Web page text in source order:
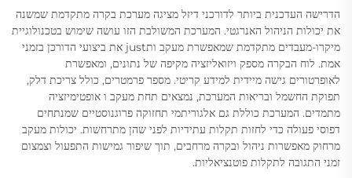
הדרישה העדכנית ביותר לדורכני דיזל מציגה מערכת בקרה מתקדמת שמשנה
את יכולות הניהול האנרגטי. המערכת המשולבת הזו עושה שימוש בטכנולוגיית
מיקרו-מעבדים מתקדמת שמאפשרת מעקב ותjust את ביצועי הדורכן בזמני
אמת. לוח הבקרה מספק ויזואליזציה מקיפה של נתונים, ומאפשרת
לאופרטורים גישה מיידית למידע קריטי. מספר פרמטרים, כולל צריכת דלק,
תפוקת החשמל ובריאות המערכת, נמצאים תחת מעקב ו אופטימיזציה
מתמדים. המערכת כוללת גם אלגוריתמי תחזוקה פרוגנוסטיים שמנתחים
דפוסי פעולה כדי לחזות תקלות עתידיות לפני שהן מתרחשות. יכולות מעקב
מרחוק מאפשרות ניהול ובקרה מרחבים, תוך שיפור גמישות התפעול וצמצום
זמני התגובה לתקלות פוטנציאליות.